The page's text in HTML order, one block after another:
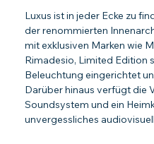
Luxus ist in jeder Ecke zu
der renommierten
mit exklusiven Marken wie
Rimadesio, Limited Edition
Beleuchtung eingerichtet
Darüber hinaus verfügt die
Soundsystem und ein
unvergessliches